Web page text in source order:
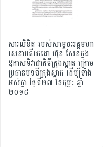
សារលិខិត របស់សម្តេចអគ្គមហា
សេនាបតីតេជោ ហ៊ុន សែនក្នុង
ឱកាសទិវាជាតិទីក្រុងស្អាត ក្រោម
ប្រធានបទទីក្រុងស្អាត ដើម្បីទាំង
អស់គ្នា ថ្ងៃទី២៧ ខែកុម្ភៈ ឆ្នាំ​
២០១៨